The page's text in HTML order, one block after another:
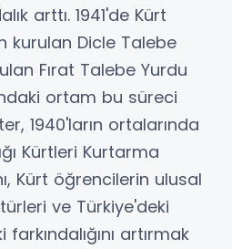
arttı. 1941'de Kürt
kurulan Dicle Talebe
Fırat Talebe Yurdu
ortam bu süreci
1940'ların ortalarında
Kürtleri Kurtarma
Kürt öğrencilerin ulusal
ve Türkiye'deki
artırmak